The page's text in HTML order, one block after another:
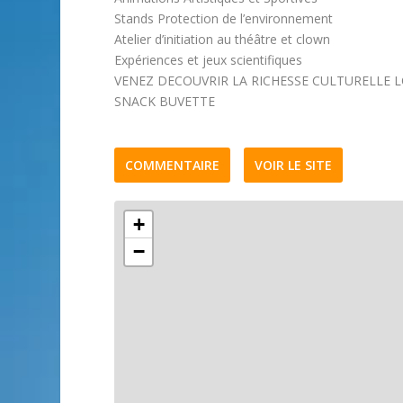
Stands Protection de l’environnement
Atelier d’initiation au théâtre et clown
Expériences et jeux scientifiques
VENEZ DECOUVRIR LA RICHESSE CULTURELLE
SNACK BUVETTE
COMMENTAIRE VOIR LE SITE
+
−